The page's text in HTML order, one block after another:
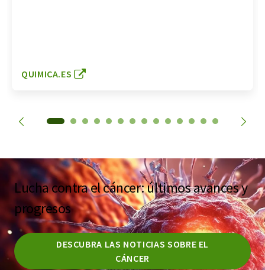
QUIMICA.ES
Lucha contra el cáncer: últimos avances y
progresos
DESCUBRA LAS NOTICIAS SOBRE EL
CÁNCER